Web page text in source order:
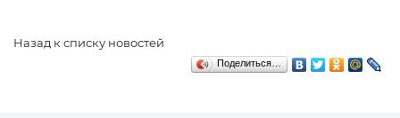
Назад к списку новостей
Поделиться…